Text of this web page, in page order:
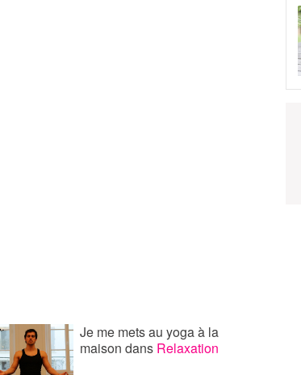
Je me mets au yoga à la
maison dans Relaxation